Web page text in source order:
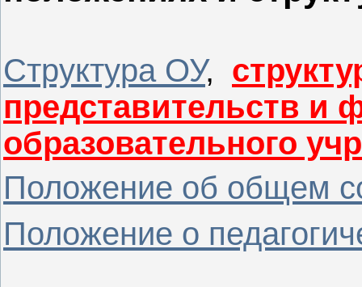
Структура ОУ,
представительств и
образовательного
Положение об общем
Положение о